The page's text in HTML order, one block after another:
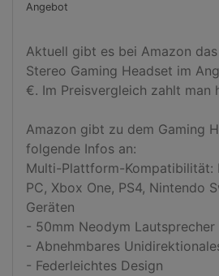
Angebot
Aktuell gibt es bei Amazon
Stereo Gaming Headset im
€. Im Preisvergleich zahlt man
Amazon gibt zu dem Gaming
folgende Infos an:
Multi-Plattform-Kompatibilität:
PC, Xbox One, PS4, Nintendo
Geräten
- 50mm Neodym Lautsprecher
- Abnehmbares
- Federleichtes Design